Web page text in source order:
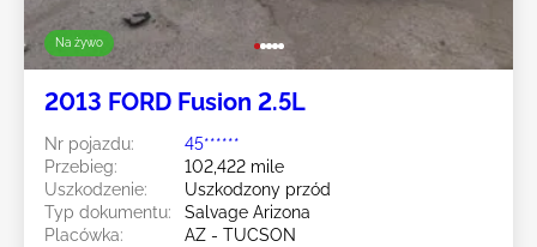
Na żywo
2013 FORD Fusion 2.5L
Nr pojazdu:
45******
Przebieg:
102,422 mile
Uszkodzenie:
Uszkodzony przód
Typ dokumentu:
Salvage Arizona
Placówka:
AZ - TUCSON